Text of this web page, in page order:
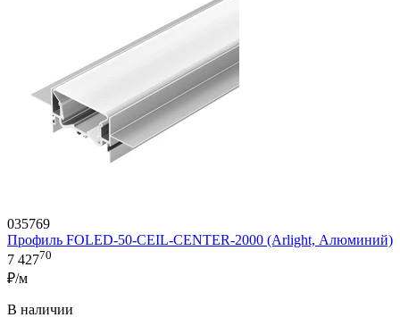
035769
Профиль FOLED-50-CEIL-CENTER-2000 (Arlight, Алюминий)
7 42770
₽/м
В наличии